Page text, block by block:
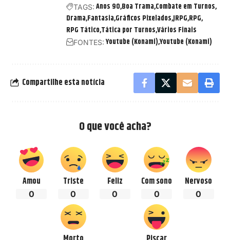
TAGS: Anos 90 Boa Trama Combate em Turnos
Drama Fantasia Gráficos PixeladosJRPG RPG
RPG Tático Tática por TurnosVários Finais
FONTES: Youtube (Konami)Youtube (Konami)
Compartilhe esta notícia
O que você acha?
Amou
0
Triste
0
Feliz
0
Com sono
0
Nervoso
0